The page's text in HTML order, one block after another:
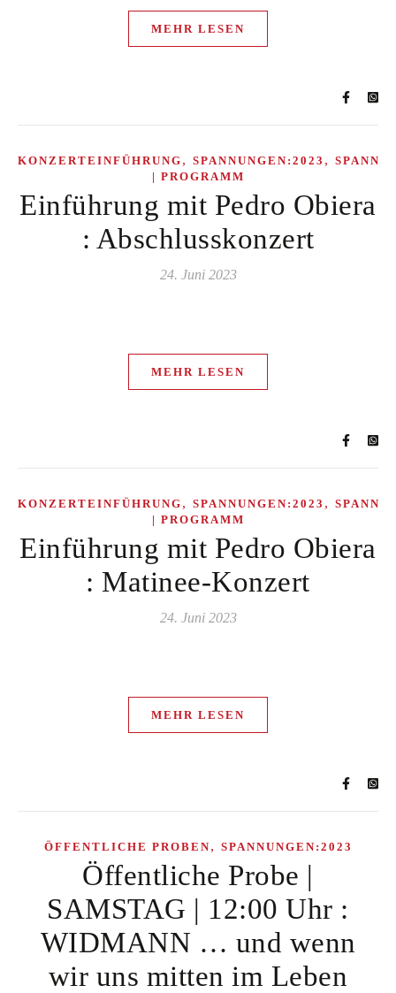
MEHR LESEN
KONZERTEINFÜHRUNG , SPANNUNGEN:2023 ,
| PROGRAMM
Einführung mit Pedro Obiera
: Abschlusskonzert
24. Juni 2023
MEHR LESEN
KONZERTEINFÜHRUNG , SPANNUNGEN:2023 ,
| PROGRAMM
Einführung mit Pedro Obiera
: Matinee-Konzert
24. Juni 2023
MEHR LESEN
ÖFFENTLICHE PROBEN, SPANNUNGEN:2023
Öffentliche Probe |
SAMSTAG | 12:00 Uhr :
WIDMANN … und wenn
wir uns mitten im Leben